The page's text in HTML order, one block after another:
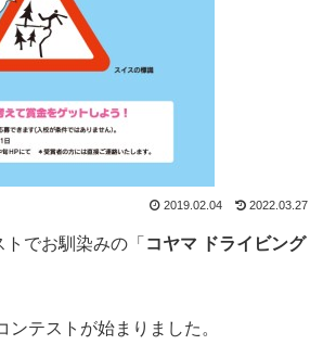
2019.02.04 2022.03.27
でお馴染みの「 コヤマ ドライビング
ンテストが始まりました。